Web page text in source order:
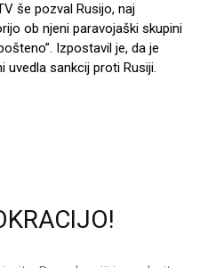
še pozval Rusijo, naj
ob njeni paravojaški skupini
Izpostavil je, da je
uvedla sankcij proti Rusiji.